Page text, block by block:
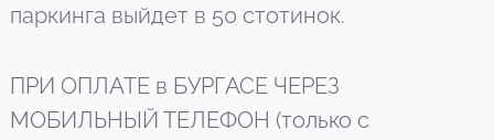
паркинга выйдет в 50 стотинок.
ПРИ ОПЛАТЕ в БУРГАСЕ ЧЕРЕЗ
МОБИЛЬНЫЙ ТЕЛЕФОН (только с